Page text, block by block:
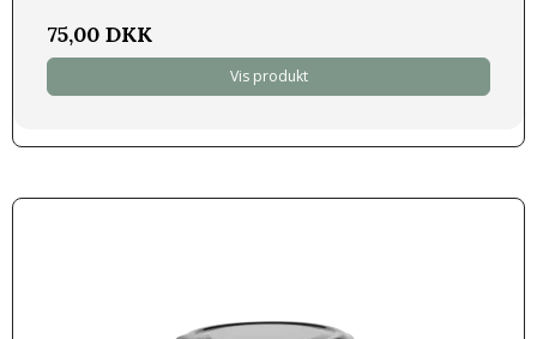
75,00 DKK
Vis produkt